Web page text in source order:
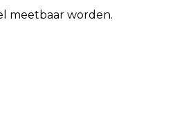
meetbaar worden.